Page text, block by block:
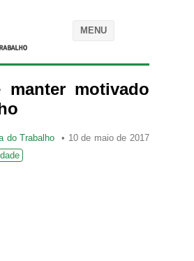
MENU
manter motivado
do Trabalho
10 de maio de 2017